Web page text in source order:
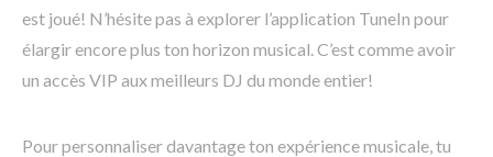
est joué! N’hésite pas à explorer l’application TuneIn pour
élargir encore plus ton horizon musical. C’est comme avoir
un accès VIP aux meilleurs DJ du monde entier!
Pour personnaliser davantage ton expérience musicale, tu